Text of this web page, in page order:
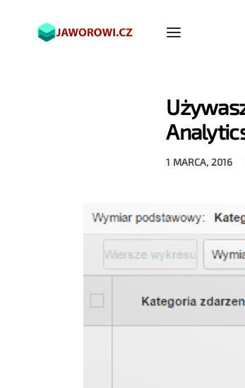
1 MARCA, 2016